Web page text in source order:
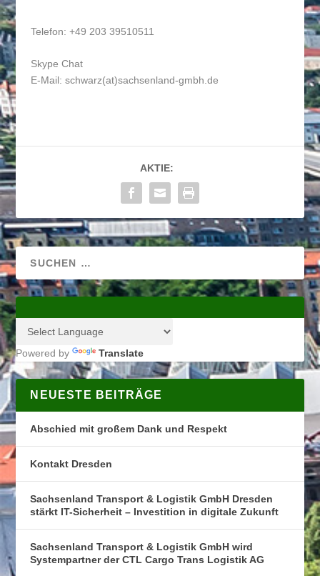
Telefon: +49 203 39510511
Skype Chat
E-Mail: schwarz(at)sachsenland-gmbh.de
AKTIE:
Powered by Translate
NEUESTE BEITRÄGE
Abschied mit großem Dank und Respekt
Kontakt Dresden
Sachsenland Transport & Logistik GmbH Dresden
stärkt IT-Sicherheit – Investition in digitale Zukunft
Sachsenland Transport & Logistik GmbH wird
Systempartner der CTL Cargo Trans Logistik AG